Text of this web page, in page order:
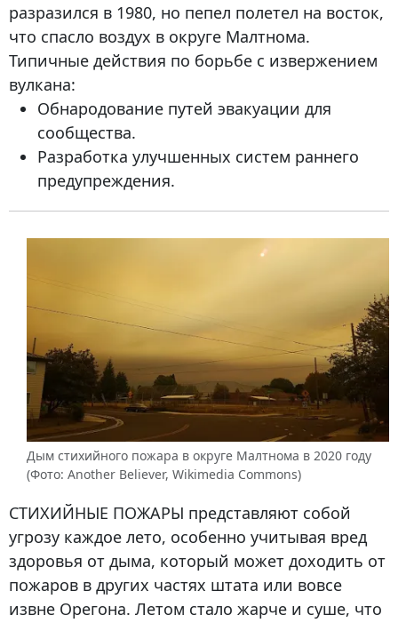
разразился в 1980, но пепел полетел на восток,
что спасло воздух в округе Малтнома.
Типичные действия по борьбе с извержением
вулкана:
Обнародование путей эвакуации для
сообщества.
Разработка улучшенных систем раннего
предупреждения.
Дым стихийного пожара в округе Малтнома в 2020 году
(Фото: Another Believer, Wikimedia Commons)
СТИХИЙНЫЕ ПОЖАРЫ представляют собой
угрозу каждое лето, особенно учитывая вред
здоровья от дыма, который может доходить от
пожаров в других частях штата или вовсе
извне Орегона. Летом стало жарче и суше, что